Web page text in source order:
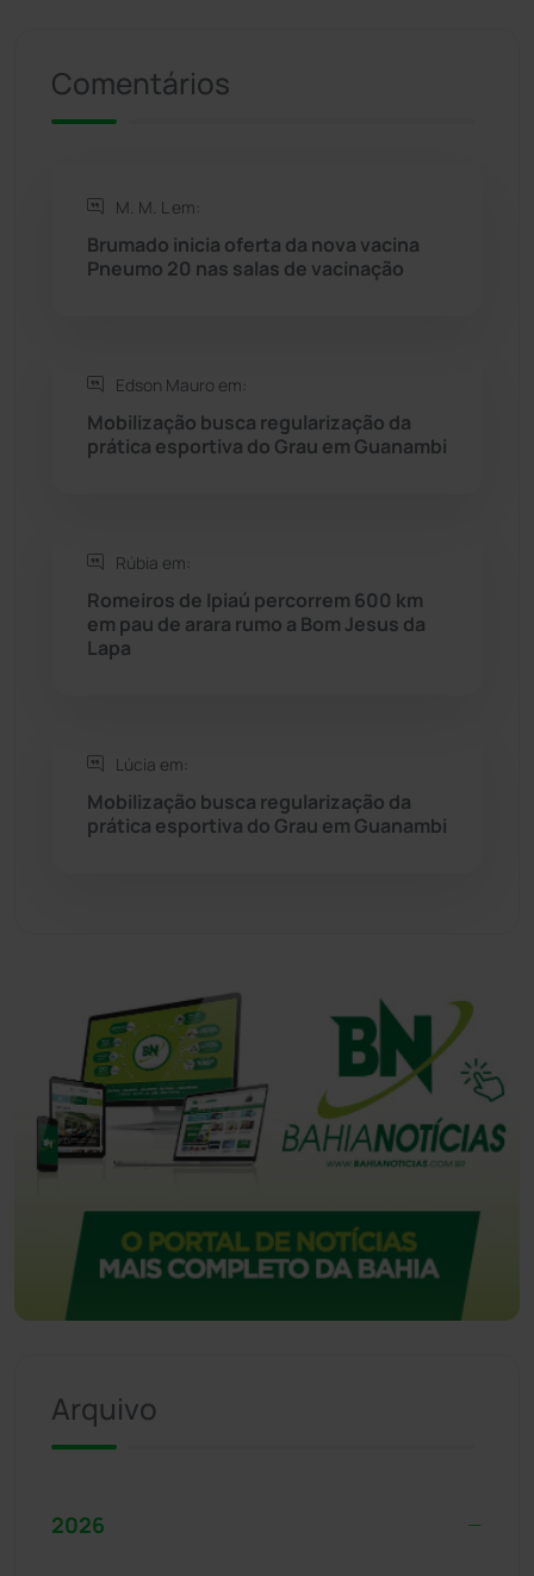
Rio de Contas
Rio do Pires
Sebastião Laranjeiras
Sudoeste Baiano
Tanhaçu (426)
Tecnologia
Urandi (157)
Comentários
M. M. L em:
Brumado inicia oferta da nova vacina
Pneumo 20 nas salas de vacinação
Edson Mauro em:
Mobilização busca regularização da
prática esportiva do Grau em Guanambi
Rúbia em:
Romeiros de Ipiaú percorrem 600 km
em pau de arara rumo a Bom Jesus da
Lapa
Lúcia em:
Mobilização busca regularização da
prática esportiva do Grau em Guanambi
Arquivo
2026